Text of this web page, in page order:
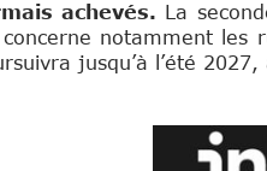
achevés. La
notamment les
jusqu’à l’été